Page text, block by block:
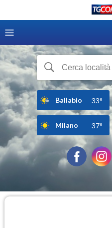
Ballabio 33°
Milano 37°